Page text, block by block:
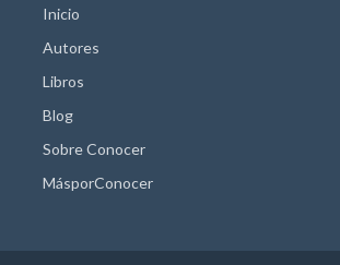
Inicio
Autores
Libros
Blog
Sobre Conocer
MásporConocer